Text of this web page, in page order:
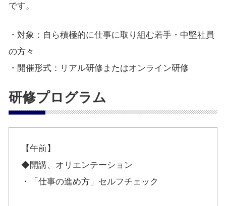
です。
・対象：自ら積極的に仕事に取り組む若手・中堅社員
の方々
・開催形式：リアル研修またはオンライン研修
研修プログラム
【午前】
◆開講、オリエンテーション
・「仕事の進め方」セルフチェック